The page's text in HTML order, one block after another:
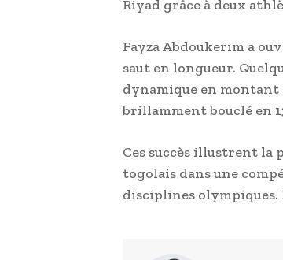
Riyad grâce à deux
Fayza Abdoukerim a
saut en longueur.
dynamique en montant
brillamment bouclé en
Ces succès illustrent la
togolais dans une
disciplines olympiques.